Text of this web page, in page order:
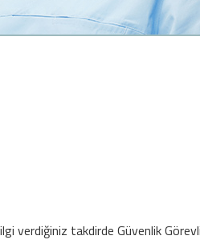
verdiğiniz takdirde Güvenlik